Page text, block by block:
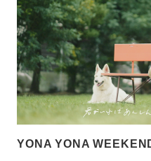
YONA YONA